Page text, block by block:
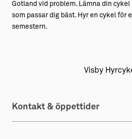
Gotland vid problem. Lämna din
som passar dig bäst. Hyr en cykel för
semestern.
Visby
Kontakt & öppettider